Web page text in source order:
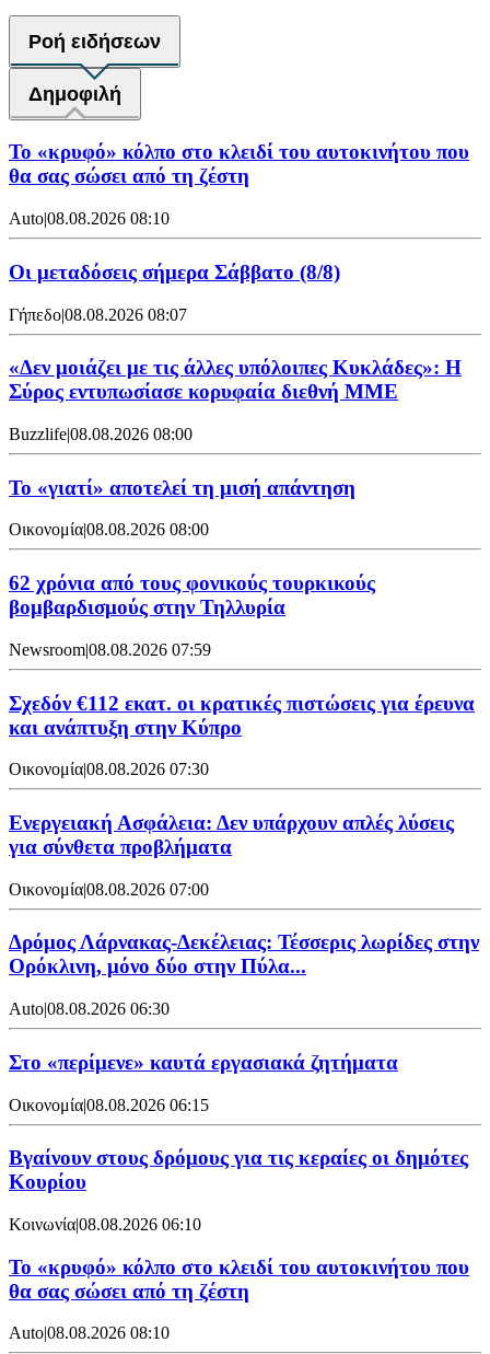
Ροή ειδήσεων
Δημοφιλή
Το «κρυφό» κόλπο στο κλειδί του αυτοκινήτου που
θα σας σώσει από τη ζέστη
Auto|08.08.2026 08:10
Οι μεταδόσεις σήμερα Σάββατο (8/8)
Γήπεδο|08.08.2026 08:07
«Δεν μοιάζει με τις άλλες υπόλοιπες Κυκλάδες»: Η
Σύρος εντυπωσίασε κορυφαία διεθνή ΜΜΕ
Buzzlife|08.08.2026 08:00
Το «γιατί» αποτελεί τη μισή απάντηση
Οικονομία|08.08.2026 08:00
62 χρόνια από τους φονικούς τουρκικούς
βομβαρδισμούς στην Τηλλυρία
Newsroom|08.08.2026 07:59
Σχεδόν €112 εκατ. οι κρατικές πιστώσεις για έρευνα
και ανάπτυξη στην Κύπρο
Οικονομία|08.08.2026 07:30
Ενεργειακή Ασφάλεια: Δεν υπάρχουν απλές λύσεις
για σύνθετα προβλήματα
Οικονομία|08.08.2026 07:00
Δρόμος Λάρνακας-Δεκέλειας: Τέσσερις λωρίδες στην
Ορόκλινη, μόνο δύο στην Πύλα...
Auto|08.08.2026 06:30
Στο «περίμενε» καυτά εργασιακά ζητήματα
Οικονομία|08.08.2026 06:15
Βγαίνουν στους δρόμους για τις κεραίες οι δημότες
Κουρίου
Κοινωνία|08.08.2026 06:10
Το «κρυφό» κόλπο στο κλειδί του αυτοκινήτου που
θα σας σώσει από τη ζέστη
Auto|08.08.2026 08:10